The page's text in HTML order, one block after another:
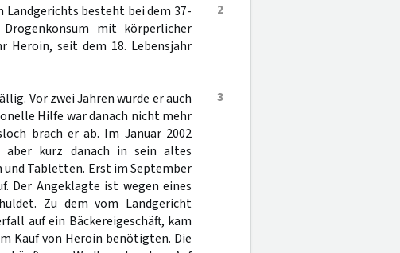
2
Landgerichts besteht bei dem 37-
mit körperlicher
Heroin, seit dem 18. Lebensjahr
3
Vor zwei Jahren wurde er auch
Hilfe war danach nicht mehr
brach er ab. Im Januar 2002
kurz danach in sein altes
Tabletten. Erst im September
Der Angeklagte ist wegen eines
Zu dem vom Landgericht
auf ein Bäckereigeschäft, kam
Kauf von Heroin benötigten. Die